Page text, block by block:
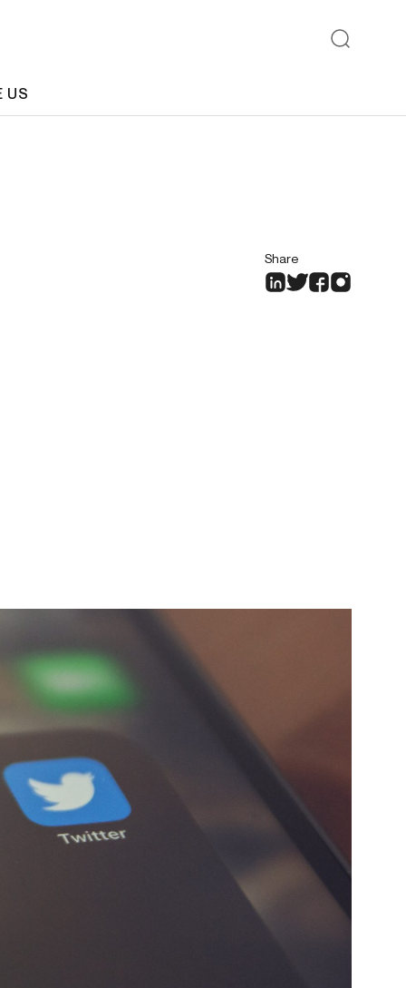
US
Share